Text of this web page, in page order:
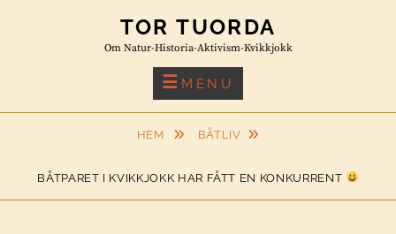
TOR TUORDA
Om Natur-Historia-Aktivism-Kvikkjokk
MENU
HEM BÅTLIV
BÅTPARET I KVIKKJOKK HAR FÅTT EN KONKURRENT